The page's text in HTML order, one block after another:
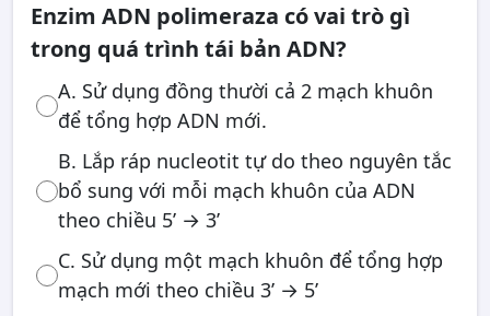
Enzim ADN polimeraza có vai trò gì
trong quá trình tái bản ADN?
A. Sử dụng đồng thười cả 2 mạch khuôn
để tổng hợp ADN mới.
B. Lắp ráp nucleotit tự do theo nguyên tắc
bổ sung với mỗi mạch khuôn của ADN
theo chiều 5’ → 3’
C. Sử dụng một mạch khuôn để tổng hợp
mạch mới theo chiều 3’ → 5’